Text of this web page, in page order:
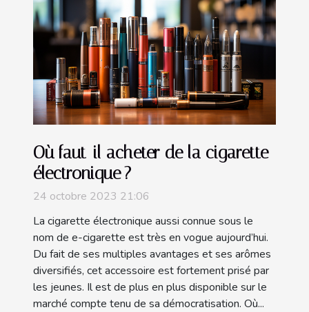
Où faut-il acheter de la cigarette
électronique ?
24 octobre 2023 21:06
La cigarette électronique aussi connue sous le
nom de e-cigarette est très en vogue aujourd’hui.
Du fait de ses multiples avantages et ses arômes
diversifiés, cet accessoire est fortement prisé par
les jeunes. Il est de plus en plus disponible sur le
marché compte tenu de sa démocratisation. Où...